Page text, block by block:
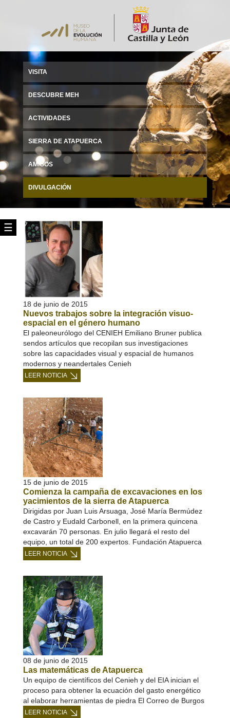
☰
VISITA
DESCUBRE MEH
ACTIVIDADES
SIERRA DE ATAPUERCA
AMIGOS
DIVULGACIÓN
18 de junio de 2015
Nuevos trabajos sobre la integración visuo-
espacial en el género humano
El paleoneurólogo del CENIEH Emiliano Bruner publica
sendos artículos que recopilan sus investigaciones
sobre las capacidades visual y espacial de humanos
modernos y neandertales Cenieh
LEER NOTICIA
15 de junio de 2015
Comienza la campaña de excavaciones en los
yacimientos de la sierra de Atapuerca
Dirigidas por Juan Luis Arsuaga, José María Bermúdez
de Castro y Eudald Carbonell, en la primera quincena
excavarán 70 personas. En julio llegará el resto del
equipo, un total de 200 expertos. Fundación Atapuerca
LEER NOTICIA
08 de junio de 2015
Las matemáticas de Atapuerca
Un equipo de científicos del Cenieh y del EIA inician el
proceso para obtener la ecuación del gasto energético
al elaborar herramientas de piedra El Correo de Burgos
LEER NOTICIA